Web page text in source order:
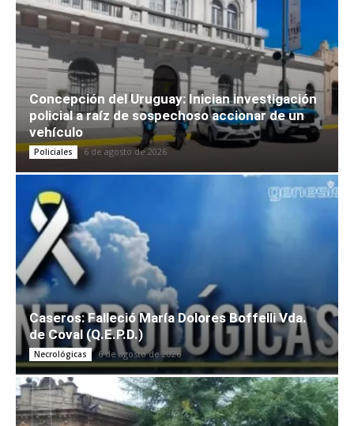
Concepción del Uruguay: Inician investigación
policial a raíz de sospechoso accionar de un
vehículo
Policiales 6 de agosto de 2026
Caseros: Falleció María Dolores Boffelli Vda.
de Coval (Q.E.P.D.)
Necrológicas 6 de agosto de 2026